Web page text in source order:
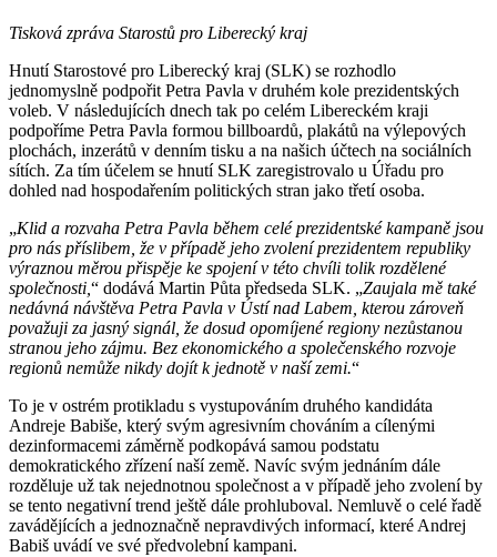
Tisková zpráva Starostů pro Liberecký kraj
Hnutí Starostové pro Liberecký kraj (SLK) se rozhodlo
jednomyslně podpořit Petra Pavla v druhém kole prezidentských
voleb. V následujících dnech tak po celém Libereckém kraji
podpoříme Petra Pavla formou billboardů, plakátů na výlepových
plochách, inzerátů v denním tisku a na našich účtech na sociálních
sítích. Za tím účelem se hnutí SLK zaregistrovalo u Úřadu pro
dohled nad hospodařením politických stran jako třetí osoba.
„Klid a rozvaha Petra Pavla během celé prezidentské kampaně jsou
pro nás příslibem, že v případě jeho zvolení prezidentem republiky
výraznou měrou přispěje ke spojení v této chvíli tolik rozdělené
společnosti,“ dodává Martin Půta předseda SLK. „Zaujala mě také
nedávná návštěva Petra Pavla v Ústí nad Labem, kterou zároveň
považuji za jasný signál, že dosud opomíjené regiony nezůstanou
stranou jeho zájmu. Bez ekonomického a společenského rozvoje
regionů nemůže nikdy dojít k jednotě v naší zemi.“
To je v ostrém protikladu s vystupováním druhého kandidáta
Andreje Babiše, který svým agresivním chováním a cílenými
dezinformacemi záměrně podkopává samou podstatu
demokratického zřízení naší země. Navíc svým jednáním dále
rozděluje už tak nejednotnou společnost a v případě jeho zvolení by
se tento negativní trend ještě dále prohluboval. Nemluvě o celé řadě
zavádějících a jednoznačně nepravdivých informací, které Andrej
Babiš uvádí ve své předvolební kampani.